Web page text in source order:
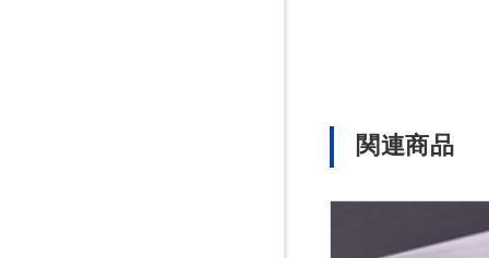
関連商品